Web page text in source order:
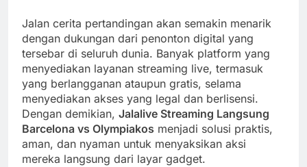
Jalan cerita pertandingan akan semakin menarik
dengan dukungan dari penonton digital yang
tersebar di seluruh dunia. Banyak platform yang
menyediakan layanan streaming live, termasuk
yang berlangganan ataupun gratis, selama
menyediakan akses yang legal dan berlisensi.
Dengan demikian, Jalalive Streaming Langsung
Barcelona vs Olympiakos menjadi solusi praktis,
aman, dan nyaman untuk menyaksikan aksi
mereka langsung dari layar gadget.